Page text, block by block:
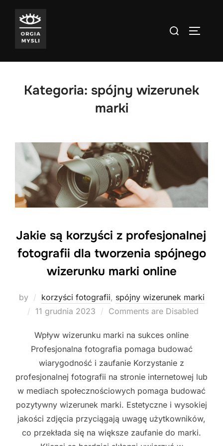
content
Search
Kategoria: spójny wizerunek
marki
Jakie są korzyści z profesjonalnej
fotografii dla tworzenia spójnego
wizerunku marki online
by korzyści fotografii, spójny wizerunek marki
Posted
11 grudnia 2023 Comments are Disabled
Wpływ wizerunku marki na sukces online
Profesjonalna fotografia pomaga budować
wiarygodność i zaufanie Korzystanie z
profesjonalnej fotografii na stronie internetowej lub
w mediach społecznościowych pomaga budować
pozytywny wizerunek marki. Estetyczne i wysokiej
jakości zdjęcia przyciągają uwagę użytkowników,
co przekłada się na większe zaufanie do marki.